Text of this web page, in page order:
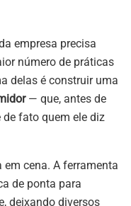
empresa precisa
número de práticas
delas é construir uma
— que, antes de
fato quem ele diz
cena. A ferramenta
de ponta para
deixando diversos